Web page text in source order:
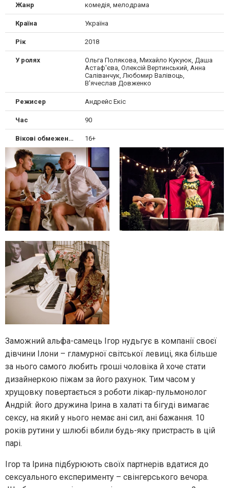
Жанр комедія, мелодрама
Країна Україна
Рік 2018
У ролях
Ольга Полякова, Михайло Кукуюк, Даша
Астаф'єва, Олексій Вертинський, Анна
Саліванчук, Любомир Валівоць,
В'ячеслав Довженко
Режисер Андрейс Екіс
Час 90
Вікові обмеження 16+
Заможний альфа-самець Ігор нудьгує в компанії своєї
дівчини Ілони – гламурної світської левиці, яка більше
за нього самого любить гроші чоловіка й хоче стати
дизайнеркою піжам за його рахунок. Тим часом у
хрущовку повертається з роботи лікар-пульмонолог
Андрій: його дружина Ірина в халаті та бігуді вимагає
сексу, на який у нього немає ані сил, ані бажання. 10
років рутини у шлюбі вбили будь-яку пристрасть в цій
парі.
Ігор та Ірина підбурюють своїх партнерів вдатися до
сексуального експерименту – свінгерського вечора.